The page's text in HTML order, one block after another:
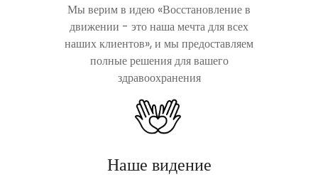
Мы верим в идею «Восстановление в
движении - это наша мечта для всех
наших клиентов», и мы предоставляем
полные решения для вашего
здравоохранения
Наше видение